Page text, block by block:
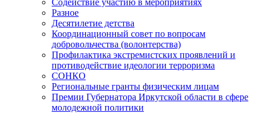
Разное
Десятилетие детства
Координационный совет по вопросам
добровольчества (волонтерства)
Профилактика экстремистских проявлений и
противодействие идеологии терроризма
СОНКО
Региональные гранты физическим лицам
Премии Губернатора Иркутской области в сфере
молодежной политики